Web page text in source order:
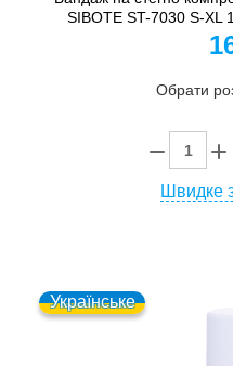
SIBOTE ST-7030 S-XL
Обрати
Швидке
Українське